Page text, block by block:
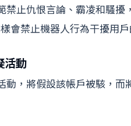
禁止仇恨言論、霸凌和騷擾
會禁止機器人行為干擾用戶
活動
，將假設該帳戶被駭，而